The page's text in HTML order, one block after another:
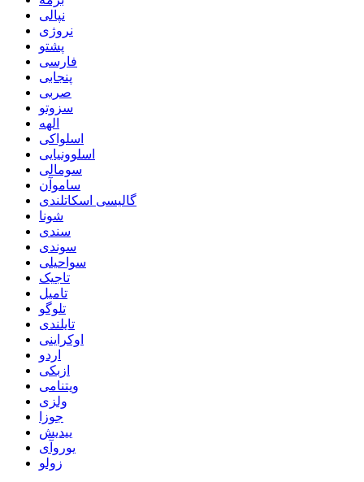
نپالی
نروژی
پشتو
فارسی
پنجابی
صربی
سزوتو
الهه
اسلواکی
اسلوونیایی
سومالی
ساموآن
گالیسی اسکاتلندی
شونا
سندی
سوندی
سواحیلی
تاجیک
تامیل
تلوگو
تایلندی
اوکراینی
اردو
ازبکی
ویتنامی
ولزی
جوزا
ییدیش
یوروآی
زولو